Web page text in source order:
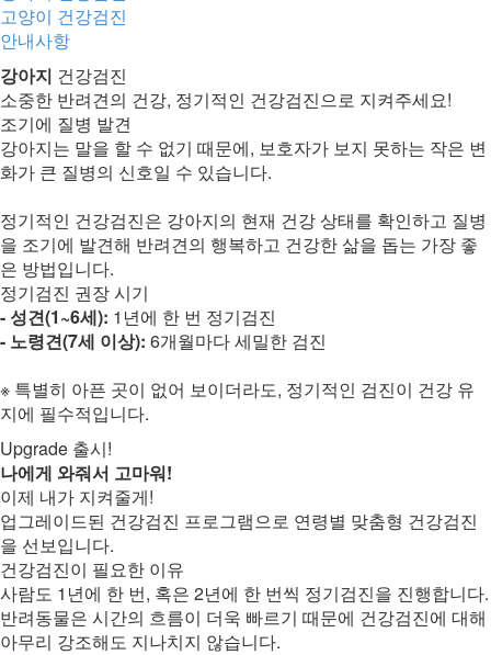
고양이 건강검진
안내사항
강아지 건강검진
소중한 반려견의 건강, 정기적인 건강검진으로 지켜주세요!
조기에 질병 발견
강아지는 말을 할 수 없기 때문에, 보호자가 보지 못하는 작은 변
화가 큰 질병의 신호일 수 있습니다.
정기적인 건강검진은 강아지의 현재 건강 상태를 확인하고 질병
을 조기에 발견해 반려견의 행복하고 건강한 삶을 돕는 가장 좋
은 방법입니다.
정기검진 권장 시기
- 성견(1~6세): 1년에 한 번 정기검진
- 노령견(7세 이상): 6개월마다 세밀한 검진
※ 특별히 아픈 곳이 없어 보이더라도, 정기적인 검진이 건강 유
지에 필수적입니다.
Upgrade 출시!
나에게 와줘서 고마워!
이제 내가 지켜줄게!
업그레이드된 건강검진 프로그램으로 연령별 맞춤형 건강검진
을 선보입니다.
건강검진이 필요한 이유
사람도 1년에 한 번, 혹은 2년에 한 번씩 정기검진을 진행합니다.
반려동물은 시간의 흐름이 더욱 빠르기 때문에 건강검진에 대해
아무리 강조해도 지나치지 않습니다.